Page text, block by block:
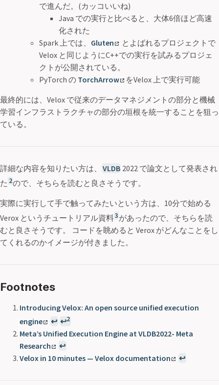
で進んだ。(カッコいいね)
Java での実行と比べると、大体6倍ほど高速
化された
Spark 上では、 Gluten
とよばれるプロジェクトで
Velox と同じようにC++での実行を試みるプロジェ
クトが公開されている。
PyTorch の TorchArrow をVelox 上で実行可能
最終的には、Velox で従来のデータマネジメントの部分と機械
学習インフラストラクチャの部分の垣根を統一することを狙っ
ている。
詳細な内容を知りたい方は、 VLDB 2022 で論文として発表され
た 2ので、そちらを読むと良さそうです。
実際に実行して手で触ってみたいという方は、10分で始める
Verox というチュートリアル資料3があったので、そちらを読
むと良さそうです。 コードを眺めると Verox がどんなことをし
てくれるのかイメージが付きました。
Footnotes
Introducing Velox: An open source unified execution
engine
↩ ↩2
Meta’s Unified Execution Engine at VLDB2022- Meta
Research
↩
Velox in 10 minutes — Velox documentation
↩